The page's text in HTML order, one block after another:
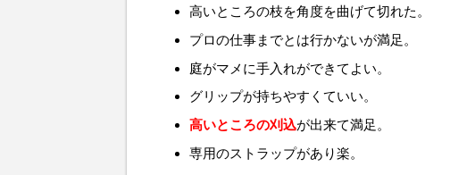
高いところの枝を角度を曲げて切れた。
プロの仕事までとは行かないが満足。
庭がマメに手入れができてよい。
グリップが持ちやすくていい。
高いところの刈込が出来て満足。
専用のストラップがあり楽。